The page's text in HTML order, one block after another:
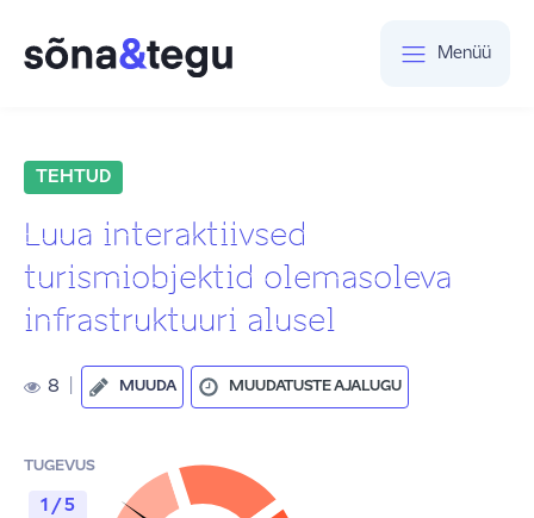
Menüü
TEHTUD
Luua interaktiivsed
turismiobjektid olemasoleva
infrastruktuuri alusel
8 MUUDA MUUDATUSTE AJALUGU
TUGEVUS
1 / 5